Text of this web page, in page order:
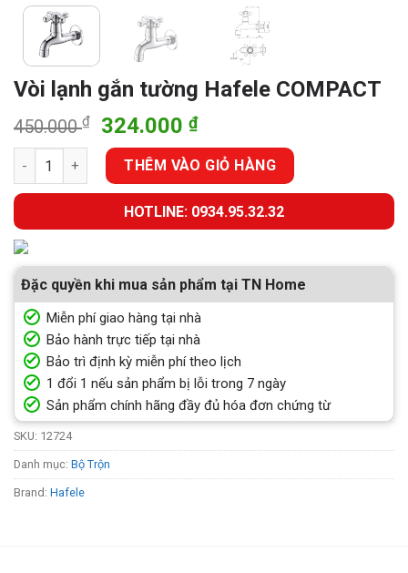
Vòi lạnh gắn tường Hafele COMPACT
450.000₫
Giá
gốc
450.000 ₫.
324.000 ₫Giá
hiện
tại
là:
324.000 ₫.
Vòi lạnh gắn tường Hafele COMPACT số lượng
THÊM VÀO GIỎ HÀNG
HOTLINE: 0934.95.32.32
Đặc quyền khi mua sản phẩm tại TN Home
Miễn phí giao hàng tại nhà
Bảo hành trực tiếp tại nhà
Bảo trì định kỳ miễn phí theo lịch
1 đổi 1 nếu sản phẩm bị lỗi trong 7 ngày
Sản phẩm chính hãng đầy đủ hóa đơn chứng từ
SKU: 12724
Danh mục: Bộ Trộn
Brand: Hafele